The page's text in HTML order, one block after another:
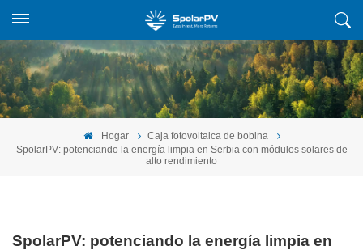
Hogar
Caja fotovoltaica de bobina
SpolarPV: potenciando la energía limpia en Serbia con módulos solares de
alto rendimiento
SpolarPV: potenciando la energía limpia en